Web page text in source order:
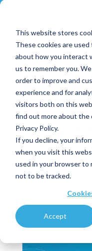
This website stores
These cookies are
about how you interact
us to remember you.
order to improve and
experience and for
visitors both on this
find out more about the
Privacy Policy.
If you decline, your
when you visit this
used in your browser to
not to be tracked.
Accept
Parole
l’adoption
Groupama
May 30, 2024
digitale